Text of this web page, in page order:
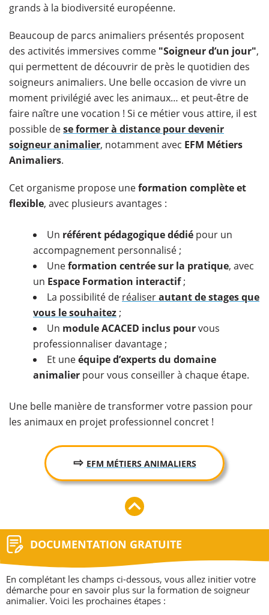
grands à la biodiversité européenne.
Beaucoup de parcs animaliers présentés proposent
des activités immersives comme "Soigneur d’un jour",
qui permettent de découvrir de près le quotidien des
soigneurs animaliers. Une belle occasion de vivre un
moment privilégié avec les animaux… et peut-être de
faire naître une vocation ! Si ce métier vous attire, il est
possible dese former à distance pour devenir
soigneur animalier, notamment avec EFM Métiers
Animaliers.
Cet organisme propose uneformation complète et
flexible, avec plusieurs avantages :
Un référent pédagogique dédié pour un
accompagnement personnalisé ;
Uneformation centrée sur la pratique, avec
un Espace Formation interactif;
La possibilité de réaliserautant de stages que
vous le souhaitez ;
Un module ACACED inclus pourvous
professionnaliser davantage ;
Et uneéquipe d’experts du domaine
animalier pour vous conseiller à chaque étape.
Une belle manière de transformer votre passion pour
les animaux en projet professionnel concret !
⇨ EFM MÉTIERS ANIMALIERS
DOCUMENTATION GRATUITE
​En complétant les champs ci-dessous, vous allez initier votre
démarche pour en savoir plus sur la formation de soigneur
animalier. Voici les prochaines étapes :